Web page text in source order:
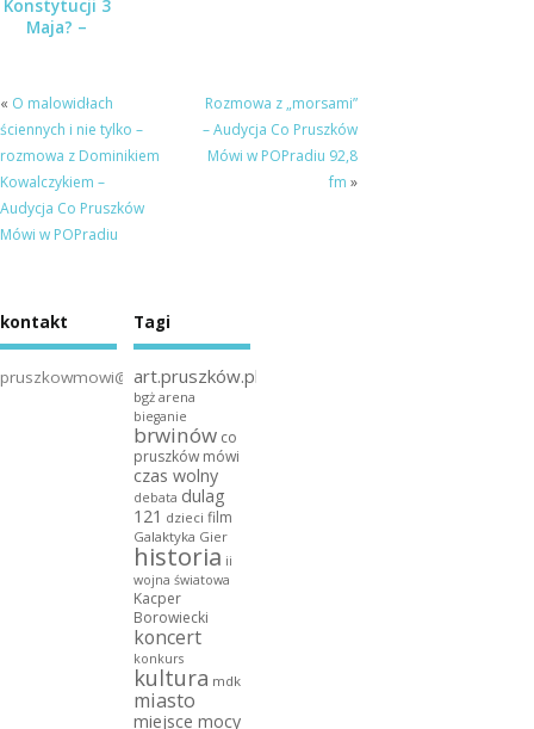
Konstytucji 3
Maja? –
Muzeum
Dulag 121
« O malowidłach
ściennych i nie tylko –
rozmowa z Dominikiem
Kowalczykiem –
Audycja Co Pruszków
Mówi w POPradiu
Rozmowa z „morsami”
– Audycja Co Pruszków
Mówi w POPradiu 92,8
fm »
kontakt
pruszkowmowi@gmail.com
Tagi
art.pruszków.pl
bgż arena
bieganie
brwinów co
pruszków mówi
czas wolny
debata dulag
121 dzieci film
Galaktyka Gier
historia ii
wojna światowa
Kacper
Borowiecki
koncert
konkurs
kultura mdk
miasto
miejsce mocy